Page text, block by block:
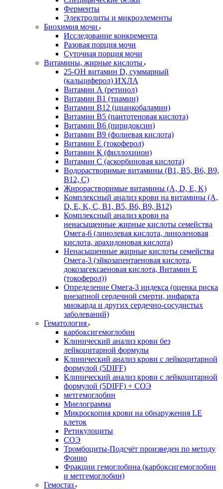
Ферменты
Электролиты и микроэлементы
Биохимия мочи
Исследование конкремента
Разовая порция мочи
Суточная порция мочи
Витамины, жирные кислоты
25-OH витамин D, суммарный
(кальциферол) ИХЛА
Витамин А (ретинол)
Витамин В1 (тиамин)
Витамин В12 (цианкобаламин)
Витамин В5 (пантотеновая кислота)
Витамин В6 (пиридоксин)
Витамин В9 (фолиевая кислота)
Витамин Е (токоферол)
Витамин К (филлохинон)
Витамин С (аскорбиновая кислота)
Водорастворимые витамины (B1, B5, B6, В9,
В12, С)
Жирорастворимые витамины (A, D, E, K)
Комплексный анализ крови на витамины (A,
D, E, K, C, B1, B5, B6, В9, B12)
Комплексный анализ крови на
ненасыщенные жирные кислоты семейства
Омега-6 (линолевая кислота, линоленовая
кислота, арахидоновая кислота)
Ненасыщенные жирные кислоты семейства
Омега-3 (эйкозапентаеновая кислота,
докозагексаеновая кислота, Витамин E
(токоферол))
Определение Омега-3 индекса (оценка риска
внезапной сердечной смерти, инфаркта
миокарда и других сердечно-сосудистых
заболеваний)
Гематология
карбоксигемоглобин
Клинический анализ крови без
лейкоцитарной формулы
Клинический анализ крови с лейкоцитарной
формулой (5DIFF)
Клинический анализ крови с лейкоцитарной
формулой (5DIFF) + СОЭ
метгемоглобин
Миелограмма
Микроскопия крови на обнаружения LE
клеток
Ретикулоциты
СОЭ
Тромбоциты-Подсчёт произведен по методу
Фонио
Фракции гемоглобина (карбоксигемоглобин
и метгемоглобин)
Гемостаз